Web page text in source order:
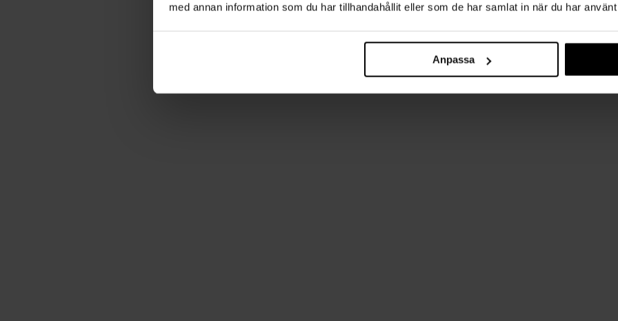
med annan information som du har tillhandahållit eller som de har samlat in när du har
Anpassa